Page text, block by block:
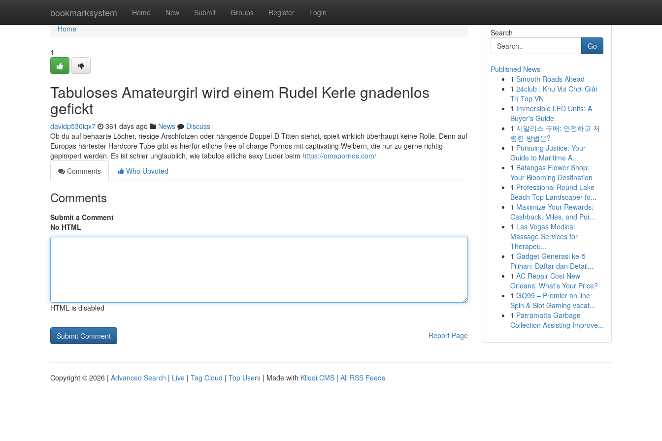
bookmarksystem Home New Submit Groups Register Login
Home
Home
1
Tabuloses Amateurgirl wird einem Rudel Kerle gnadenlos
gefickt
davidp530iqx7 361 days ago News
Discuss
Ob du auf behaarte Löcher, riesige Arschfotzen oder hängende Doppel-D-Titten stehst, spielt wirklich überhaupt keine Rolle. Denn auf
Europas härtester Hardcore Tube gibt es hierfür etliche free of charge Pornos mit captivating Weibern, die nur zu gerne richtig
gepimpert werden. Es ist schier unglaublich, wie tabulos etliche sexy Luder beim https://omapornos.com/
Comments
Who Upvoted
Comments
Submit a Comment
No HTML
HTML is disabled
Report Page
Search
Go
Published News
1 Smooth Roads Ahead
1 24club : Khu Vui Chơi Giải
Trí Top VN
1 Immersible LED Units: A
Buyer's Guide
1 시알리스 구매: 안전하고 저
렴한 방법은?
1 Pursuing Justice: Your
Guide to Maritime A...
1 Batangas Flower Shop:
Your Blooming Destination
1 Professional Round Lake
Beach Top Landscaper fo...
1 Maximize Your Rewards:
Cashback, Miles, and Poi...
1 Las Vegas Medical
Massage Services for
Therapeu...
1 Gadget Generasi ke-5
Pilihan: Daftar dan Detail...
1 AC Repair Cost New
Orleans: What's Your Price?
1 GO99 – Premier on line
Spin & Slot Gaming vacat...
1 Parramatta Garbage
Collection Assisting Improve...
Copyright © 2026 | Advanced Search | Live | Tag Cloud | Top Users | Made with Kliqqi CMS | All RSS Feeds